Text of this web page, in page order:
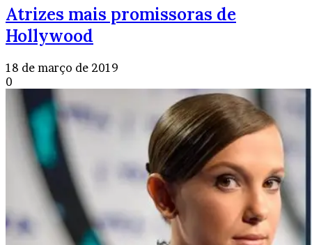
Atrizes mais promissoras de
Hollywood
18 de março de 2019
0